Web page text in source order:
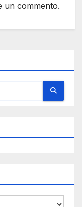
un commento.